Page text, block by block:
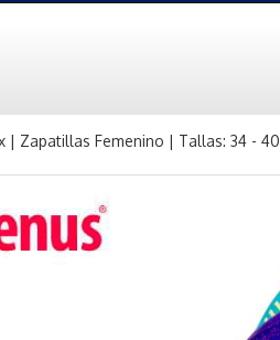
| Zapatillas Femenino | Tallas: 34 - 40